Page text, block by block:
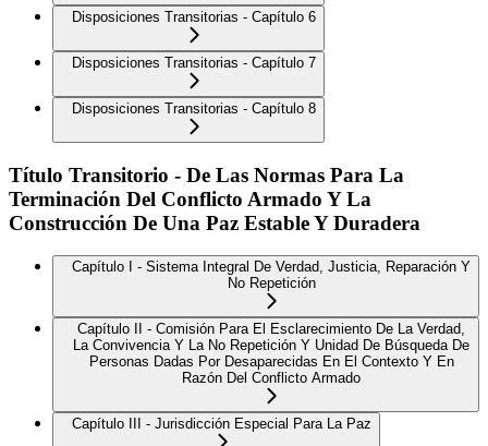
Disposiciones Transitorias - Capítulo 6
Disposiciones Transitorias - Capítulo 7
Disposiciones Transitorias - Capítulo 8
Título Transitorio - De Las Normas Para La
Terminación Del Conflicto Armado Y La
Construcción De Una Paz Estable Y Duradera
Capítulo I - Sistema Integral De Verdad, Justicia, Reparación Y
No Repetición
Capítulo II - Comisión Para El Esclarecimiento De La Verdad,
La Convivencia Y La No Repetición Y Unidad De Búsqueda De
Personas Dadas Por Desaparecidas En El Contexto Y En
Razón Del Conflicto Armado
Capítulo III - Jurisdicción Especial Para La Paz